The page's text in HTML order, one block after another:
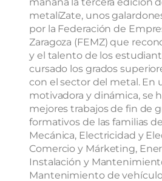
metalíZate, unos
por la Federación de
Zaragoza (FEMZ) que
y el talento de los
cursado los grados
con el sector del metal. En
motivadora y dinámica, se
mejores trabajos de fin de
formativos de las familias
Mecánica, Electricidad y
Comercio y Márketing,
Instalación y
Mantenimiento de